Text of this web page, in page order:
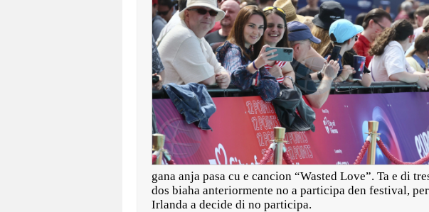
gana anja pasa cu e cancion “Wasted Love”. Ta e di
dos biaha anteriormente no a participa den festival,
Irlanda a decide di no participa.